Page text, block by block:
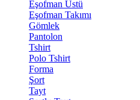
Eşofman Üstü
Eşofman Takımı
Gömlek
Pantolon
Tshirt
Polo Tshirt
Forma
Şort
Tayt